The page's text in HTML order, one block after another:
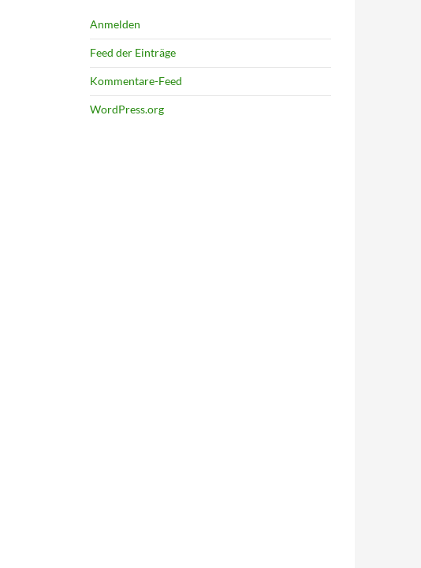
Anmelden
Feed der Einträge
Kommentare-Feed
WordPress.org